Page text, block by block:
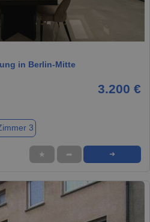
in Berlin-Mitte
3.200 €
3
★ ➦ ➜